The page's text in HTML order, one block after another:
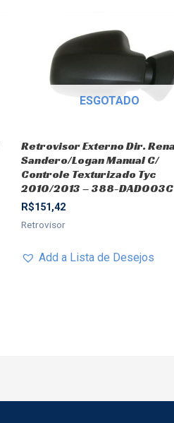
ESGOTADO
Retrovisor Externo Dir.
Sandero/Logan Manual C/
Controle Texturizado Tyc
2010/2013 – 388-DAD003C
R$151,42
Retrovisor
Add a Lista de Desejos